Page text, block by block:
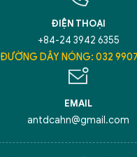
ĐIỆN THOẠI
+84-24 3942 6355
ĐƯỜNG DÂY NÓNG: 032
EMAIL
antdcahn@gmail.com